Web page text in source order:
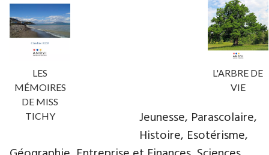
LES
MÉMOIRES
DE MISS
TICHY
L'ARBRE DE
VIE
Jeunesse, Parascolaire,
Histoire, Esotérisme,